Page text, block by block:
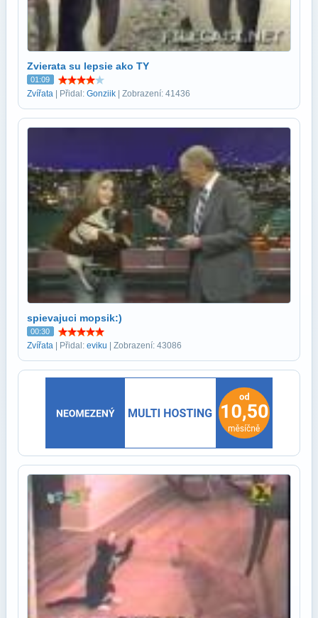
Zvierata su lepsie ako TY
01:09
Zvířata | Přidal: Gonziik | Zobrazení: 41436
spievajuci mopsik:)
00:30
Zvířata | Přidal: eviku | Zobrazení: 43086